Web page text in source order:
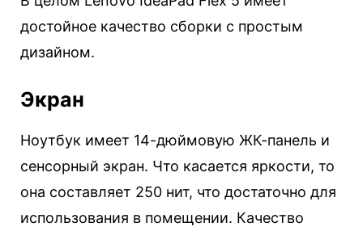
достойное качество сборки с простым
дизайном.
Экран
Ноутбук имеет 14-дюймовую ЖК-панель и
сенсорный экран. Что касается яркости, то
она составляет 250 нит, что достаточно для
использования в помещении. Качество